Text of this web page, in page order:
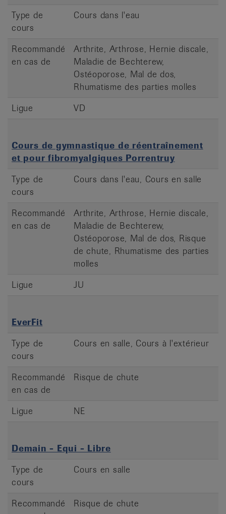
Type de
cours
Cours dans l'eau
Recommandé
en cas de
Arthrite, Arthrose, Hernie discale,
Maladie de Bechterew,
Ostéoporose, Mal de dos,
Rhumatisme des parties molles
Ligue
VD
Cours de gymnastique de réentraînement
et pour fibromyalgiques Porrentruy
Type de
cours
Cours dans l'eau, Cours en salle
Recommandé
en cas de
Arthrite, Arthrose, Hernie discale,
Maladie de Bechterew,
Ostéoporose, Mal de dos, Risque
de chute, Rhumatisme des parties
molles
Ligue
JU
EverFit
Type de
cours
Cours en salle, Cours à l'extérieur
Recommandé
en cas de
Risque de chute
Ligue NE
Demain - Equi - Libre
Type de
cours
Cours en salle
Recommandé
Risque de chute